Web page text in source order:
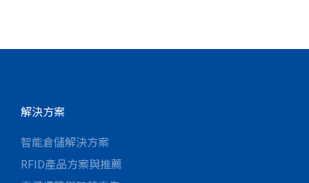
解決方案
智能倉儲解決方案
RFID產品方案與推薦